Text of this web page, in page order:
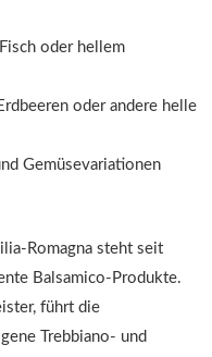
oder hellem
oder andere helle
Gemüsevariationen
Romagna steht seit
Balsamico-Produkte.
führt die
Trebbiano- und